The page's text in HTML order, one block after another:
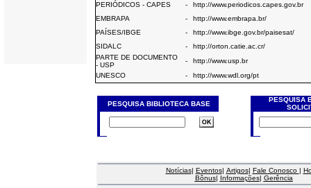
PERIÓDICOS - CAPES
-
http://www.periodicos.capes.gov.br
EMBRAPA
-
http://www.embrapa.br/
PAÍSES/IBGE
-
http://www.ibge.gov.br/paisesat/
SIDALC
-
http://orton.catie.ac.cr/
PARTE DE DOCUMENTO
- USP
-
http://www.usp.br
UNESCO
- http://www.wdl.org/pt
PESQUISA BIBLIOTECA BASE
PESQUISA
Notícias| Eventos| Artigos| Fale Conosco |
Bônus| Informações| Gerência